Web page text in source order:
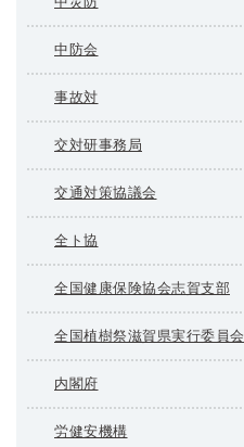
中防会
事故対
交対研事務局
交通対策協議会
全ト協
全国健康保険協会志賀支部
全国植樹祭滋賀県実行委員会
内閣府
労健安機構